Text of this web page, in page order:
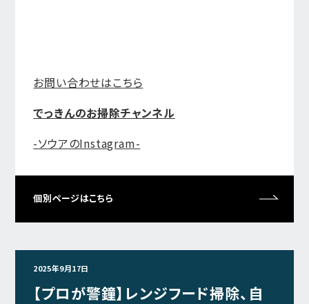
お問い合わせはこちら
でっきんのお掃除チャンネル
-ソウアのInstagram-
個別ページはこちら
2025年9月17日
【プロが警鐘】レンジフード掃除、自